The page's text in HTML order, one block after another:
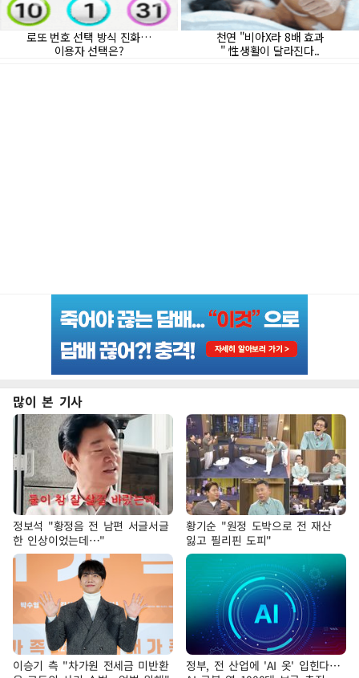
많이 본 기사
정보석 "황정음 전 남편 서글서글
한 인상이었는데…"
황기순 "원정 도박으로 전 재산
잃고 필리핀 도피"
이승기 측 "차가원 전세금 미반환
정부, 전 산업에 'AI 옷' 입힌다…